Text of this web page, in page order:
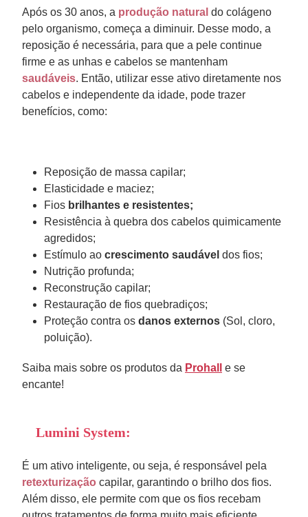
Após os 30 anos, a produção natural do colágeno
pelo organismo, começa a diminuir. Desse modo, a
reposição é necessária, para que a pele continue
firme e as unhas e cabelos se mantenham
saudáveis. Então, utilizar esse ativo diretamente nos
cabelos e independente da idade, pode trazer
benefícios, como:
Reposição de massa capilar;
Elasticidade e maciez;
Fios brilhantes e resistentes;
Resistência à quebra dos cabelos quimicamente
agredidos;
Estímulo ao crescimento saudável dos fios;
Nutrição profunda;
Reconstrução capilar;
Restauração de fios quebradiços;
Proteção contra os danos externos (Sol, cloro,
poluição).
Saiba mais sobre os produtos da Prohall
e se
encante!
Lumini System:
É um ativo inteligente, ou seja, é responsável pela
retexturização capilar, garantindo o brilho dos fios.
Além disso, ele permite com que os fios recebam